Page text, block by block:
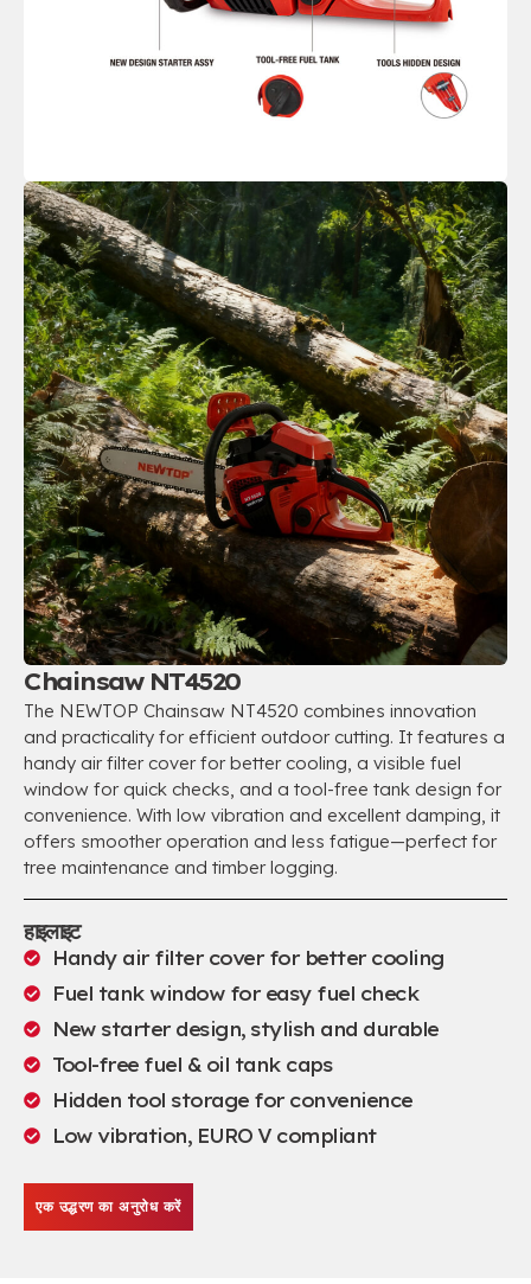
Chainsaw NT4520
The NEWTOP Chainsaw NT4520 combines innovation
and practicality for efficient outdoor cutting. It features a
handy air filter cover for better cooling, a visible fuel
window for quick checks, and a tool-free tank design for
convenience. With low vibration and excellent damping, it
offers smoother operation and less fatigue—perfect for
tree maintenance and timber logging.
हाइलाइट
Handy air filter cover for better cooling
Fuel tank window for easy fuel check
New starter design, stylish and durable
Tool-free fuel & oil tank caps
Hidden tool storage for convenience
Low vibration, EURO V compliant
एक उद्धरण का अनुरोध करें